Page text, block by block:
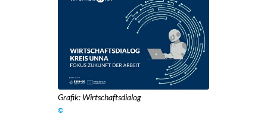
Grafik: Wirtschaftsdialog
©